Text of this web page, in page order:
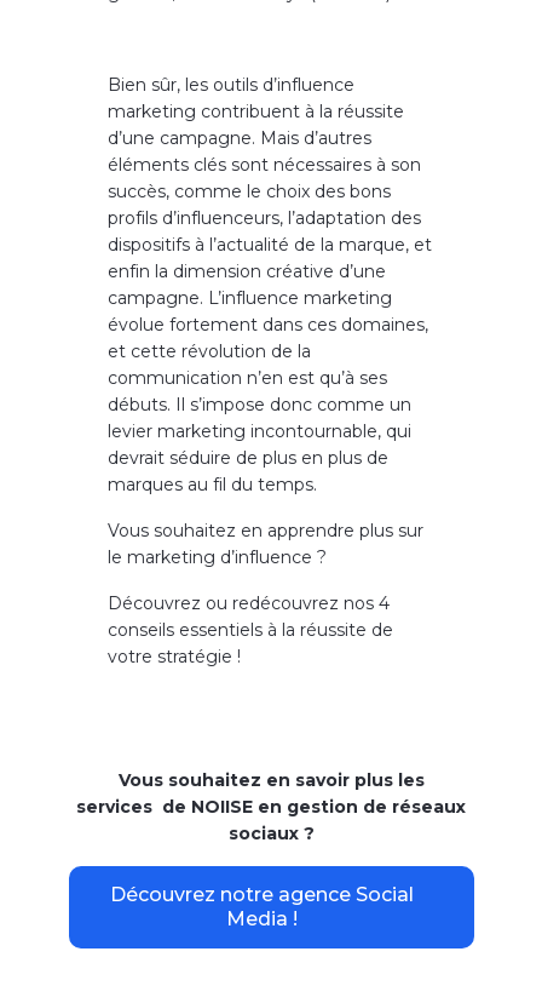
Bien sûr, les outils d’influence
marketing contribuent à la réussite
d’une campagne. Mais d’autres
éléments clés sont nécessaires à son
succès, comme le choix des bons
profils d’influenceurs, l’adaptation des
dispositifs à l’actualité de la marque, et
enfin la dimension créative d’une
campagne. L’influence marketing
évolue fortement dans ces domaines,
et cette révolution de la
communication n’en est qu’à ses
débuts. Il s’impose donc comme un
levier marketing incontournable, qui
devrait séduire de plus en plus de
marques au fil du temps.
Vous souhaitez en apprendre plus sur
le marketing d’influence ?
Découvrez ou redécouvrez nos 4
conseils essentiels à la réussite de
votre stratégie !
Vous souhaitez en savoir plus les
services de NOIISE en gestion de réseaux
sociaux ?
Découvrez notre agence Social
Media !